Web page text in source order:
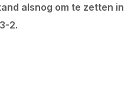
alsnog om te zetten in
2.